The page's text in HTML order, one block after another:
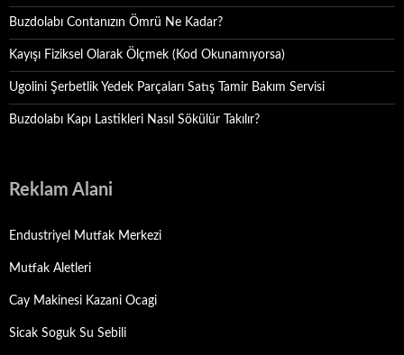
Buzdolabı Contanızın Ömrü Ne Kadar?
Kayışı Fiziksel Olarak Ölçmek (Kod Okunamıyorsa)
Ugolini Şerbetlik Yedek Parçaları Satış Tamir Bakım Servisi
Buzdolabı Kapı Lastikleri Nasıl Sökülür Takılır?
Reklam Alani
Endustriyel Mutfak Merkezi
Mutfak Aletleri
Cay Makinesi Kazani Ocagi
Sicak Soguk Su Sebili